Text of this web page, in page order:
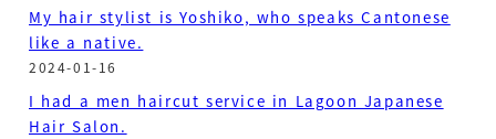
My hair stylist is Yoshiko, who speaks Cantonese
like a native.
2024-01-16
I had a men haircut service in Lagoon Japanese
Hair Salon.